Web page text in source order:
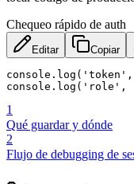
Chequeo rápido de auth
Editar Copiar
console . log ( 'token' ,
console . log ( 'role' ,
1
Qué guardar y dónde
2
Flujo de debugging de